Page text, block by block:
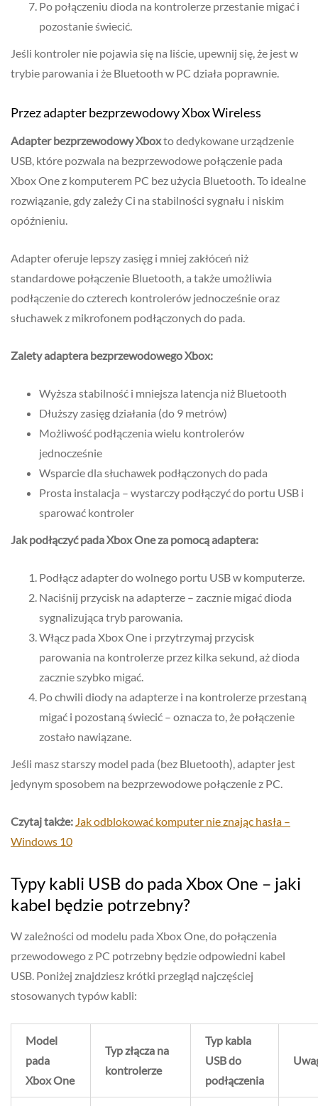
Po połączeniu dioda na kontrolerze przestanie migać i
pozostanie świecić.
Jeśli kontroler nie pojawia się na liście, upewnij się, że jest w
trybie parowania i że Bluetooth w PC działa poprawnie.
Przez adapter bezprzewodowy Xbox Wireless
Adapter bezprzewodowy Xboxto dedykowane urządzenie
USB, które pozwala na bezprzewodowe połączenie pada
Xbox One z komputerem PC bez użycia Bluetooth. To idealne
rozwiązanie, gdy zależy Ci na stabilności sygnału i niskim
opóźnieniu.
Adapter oferuje lepszy zasięg i mniej zakłóceń niż
standardowe połączenie Bluetooth, a także umożliwia
podłączenie do czterech kontrolerów jednocześnie oraz
słuchawek z mikrofonem podłączonych do pada.
Zalety adaptera bezprzewodowego Xbox:
Wyższa stabilność i mniejsza latencja niż Bluetooth
Dłuższy zasięg działania (do 9 metrów)
Możliwość podłączenia wielu kontrolerów
jednocześnie
Wsparcie dla słuchawek podłączonych do pada
Prosta instalacja – wystarczy podłączyć do portu USB i
sparować kontroler
Jak podłączyć pada Xbox One za pomocą adaptera:
Podłącz adapter do wolnego portu USB w komputerze.
Naciśnij przycisk na adapterze – zacznie migać dioda
sygnalizująca tryb parowania.
Włącz pada Xbox One i przytrzymaj przycisk
parowania na kontrolerze przez kilka sekund, aż dioda
zacznie szybko migać.
Po chwili diody na adapterze i na kontrolerze przestaną
migać i pozostaną świecić – oznacza to, że połączenie
zostało nawiązane.
Jeśli masz starszy model pada (bez Bluetooth), adapter jest
jedynym sposobem na bezprzewodowe połączenie z PC.
Czytaj także: Jak odblokować komputer nie znając hasła –
Windows 10
Typy kabli USB do pada Xbox One – jaki
kabel będzie potrzebny?
W zależności od modelu pada Xbox One, do połączenia
przewodowego z PC potrzebny będzie odpowiedni kabel
USB. Poniżej znajdziesz krótki przegląd najczęściej
stosowanych typów kabli:
Model
pada
Xbox One
Typ złącza na
kontrolerze
Typ kabla
USB do
podłączenia